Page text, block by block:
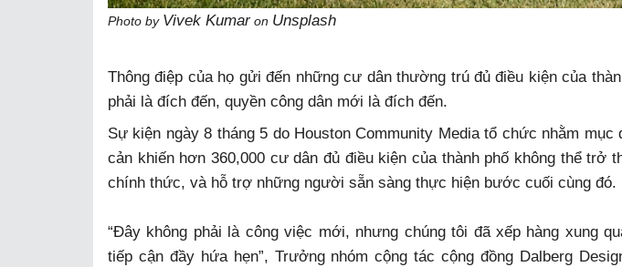
Photo by Vivek Kumaron Unsplash
Thông điệp của họ gửi đến những cư dân thường trú đủ điều kiện của
phải là đích đến, quyền công dân mới là đích đến.
Sự kiện ngày 8 tháng 5 do Houston Community Media tổ chức nhằm mục
cản khiến hơn 360,000 cư dân đủ điều kiện của thành phố không thể trở
chính thức, và hỗ trợ những người sẵn sàng thực hiện bước cuối cùng đó.
“Đây không phải là công việc mới, nhưng chúng tôi đã xếp hàng xung
tiếp cận đầy hứa hẹn”, Trưởng nhóm cộng tác cộng đồng Dalberg